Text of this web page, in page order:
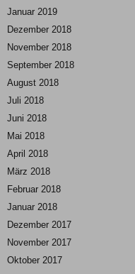
Januar 2019
Dezember 2018
November 2018
September 2018
August 2018
Juli 2018
Juni 2018
Mai 2018
April 2018
März 2018
Februar 2018
Januar 2018
Dezember 2017
November 2017
Oktober 2017